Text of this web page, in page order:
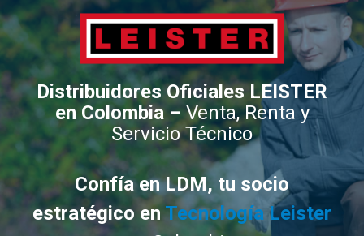
Distribuidores Oficiales LEISTER
en Colombia – Venta, Renta y
Servicio Técnico
Confía en LDM, tu socio
estratégico enTecnología Leister